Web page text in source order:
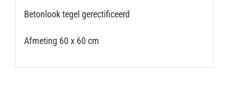
Betonlook tegel gerectificeerd
Afmeting 60 x 60 cm